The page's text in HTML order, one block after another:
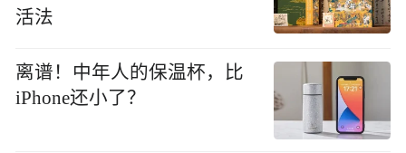
活法
离谱！中年人的保温杯，比
iPhone还小了？